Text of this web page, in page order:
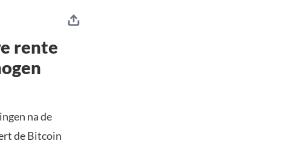
rente
na de
de Bitcoin